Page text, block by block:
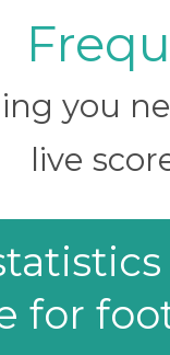
you
live
for